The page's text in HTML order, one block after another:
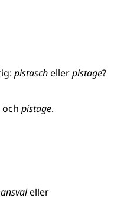
pistaschellerpistage?
och pistage.
eller